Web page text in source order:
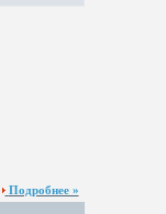
Подробнее »